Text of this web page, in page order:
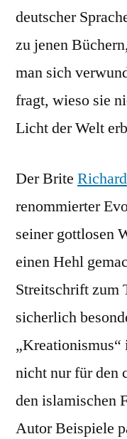
deutscher
zu jenen
man sich
fragt, wieso sie
Licht der Welt
Der Brite
renommierter
seiner gottlosen
einen Hehl
Streitschrift zum
sicherlich
nicht nur für den
den islamischen
Autor Beispiele